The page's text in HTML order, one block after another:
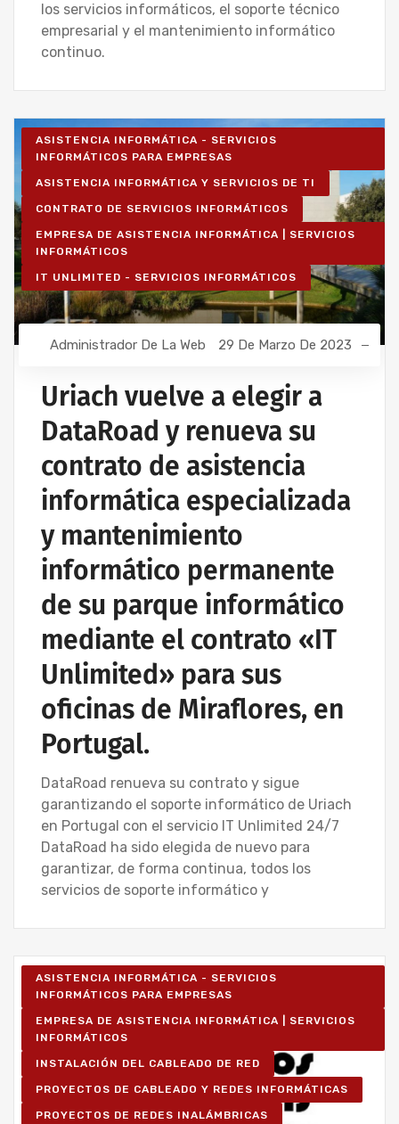
los servicios informáticos, el soporte técnico
empresarial y el mantenimiento informático
continuo.
ASISTENCIA INFORMÁTICA - SERVICIOS
INFORMÁTICOS PARA EMPRESAS
ASISTENCIA INFORMÁTICA Y SERVICIOS DE TI
CONTRATO DE SERVICIOS INFORMÁTICOS
EMPRESA DE ASISTENCIA INFORMÁTICA | SERVICIOS
INFORMÁTICOS
IT UNLIMITED - SERVICIOS INFORMÁTICOS
Administrador De La Web 29 De Marzo De 2023
Uriach vuelve a elegir a
DataRoad y renueva su
contrato de asistencia
informática especializada
y mantenimiento
informático permanente
de su parque informático
mediante el contrato «IT
Unlimited» para sus
oficinas de Miraflores, en
Portugal.
DataRoad renueva su contrato y sigue
garantizando el soporte informático de Uriach
en Portugal con el servicio IT Unlimited 24/7
DataRoad ha sido elegida de nuevo para
garantizar, de forma continua, todos los
servicios de soporte informático y
ASISTENCIA INFORMÁTICA - SERVICIOS
INFORMÁTICOS PARA EMPRESAS
EMPRESA DE ASISTENCIA INFORMÁTICA | SERVICIOS
INFORMÁTICOS
INSTALACIÓN DEL CABLEADO DE RED
PROYECTOS DE CABLEADO Y REDES INFORMÁTICAS
PROYECTOS DE REDES INALÁMBRICAS